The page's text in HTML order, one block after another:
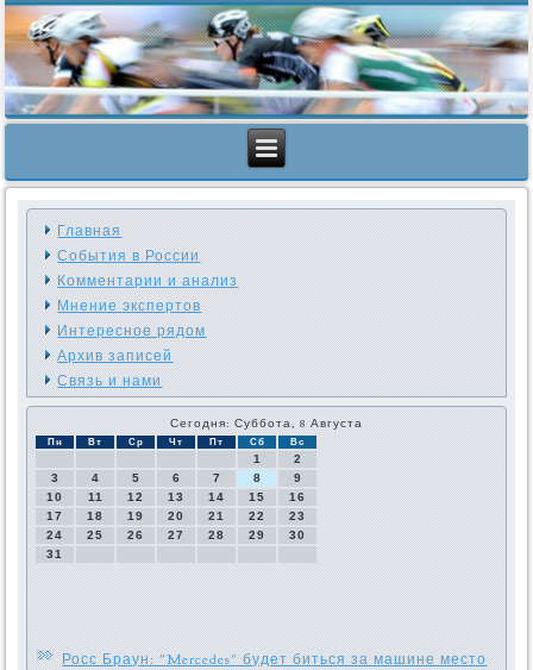
Главная
События в России
Комментарии и анализ
Мнение экспертов
Интересное рядом
Архив записей
Связь и нами
Сегодня: Суббота, 8 Августа
Пн Вт Ср Чт Пт Сб Вс
1
2
3
4 5 6 7 8
9
10
11 12 13 14 15
16
17
18 19 20 21 22
23
24
25 26 27 28 29
30
31
Росс Браун: "Mercedes" будет биться за машине место